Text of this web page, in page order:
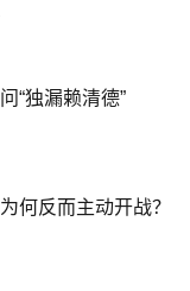
“独漏赖清德”
何反而主动开战？